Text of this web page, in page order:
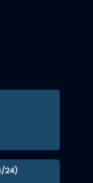
24)